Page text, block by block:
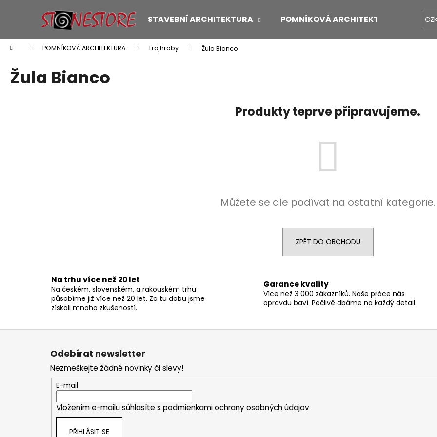
STAVEBNÍ ARCHITEKTURA POMNÍKOVÁ ARCHITEKTURA O
Domů POMNÍKOVÁ ARCHITEKTURA Trojhroby Žula Bianco
Žula Bianco
Produkty teprve připravujeme.
Můžete se ale podívat na ostatní kategorie.
ZPĚT DO OBCHODU
Na trhu více než 20 let
Na českém, slovenském, a rakouském trhu
působíme již více než 20 let. Za tu dobu jsme
získali mnoho zkušeností.
Garance kvality
Více než 3 000 zákazníků. Naše práce nás
opravdu baví. Pečlivě dbáme na každý detail.
í
Zpět
do
obchodu
Zpět
do
obchodu
Co potřebujete najít?
Z
Odebírat newsletter
Nezmeškejte žádné novinky či slevy!
E-mail
Vložením e-mailu súhlasíte s podmienkami ochrany osobných údajov
PŘIHLÁSIT SE